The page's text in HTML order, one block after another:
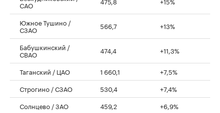
САО
Южное Тушино /
СЗАО 566,7 +13%
Бабушкинский /
СВАО 474,4 +11,3%
Таганский / ЦАО 1 660,1
+7,5%
Строгино / СЗАО
530,4
+7,4%
Солнцево / ЗАО
459,2
+6,9%